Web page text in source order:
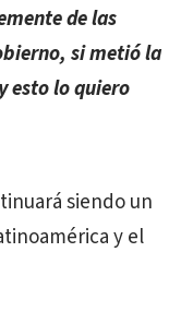
de las
si metió la
esto lo quiero
siendo un
y el